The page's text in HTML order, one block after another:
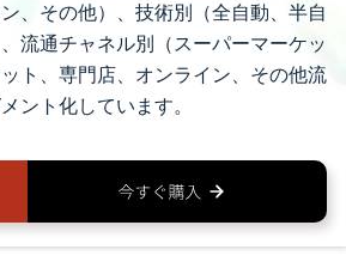
、その他）、技術別（全自動、半自
流通チャネル別（スーパーマーケッ
ト、専門店、オンライン、その他流
ント化しています。